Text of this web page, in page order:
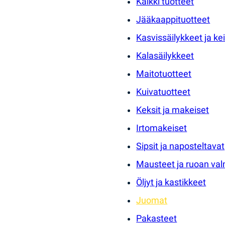
Jääkaappituotteet
Kasvissäilykkeet ja
Kalasäilykkeet
Maitotuotteet
Kuivatuotteet
Keksit ja makeiset
Irtomakeiset
Sipsit ja naposteltavat
Mausteet ja ruoan
Öljyt ja kastikkeet
Juomat
Pakasteet